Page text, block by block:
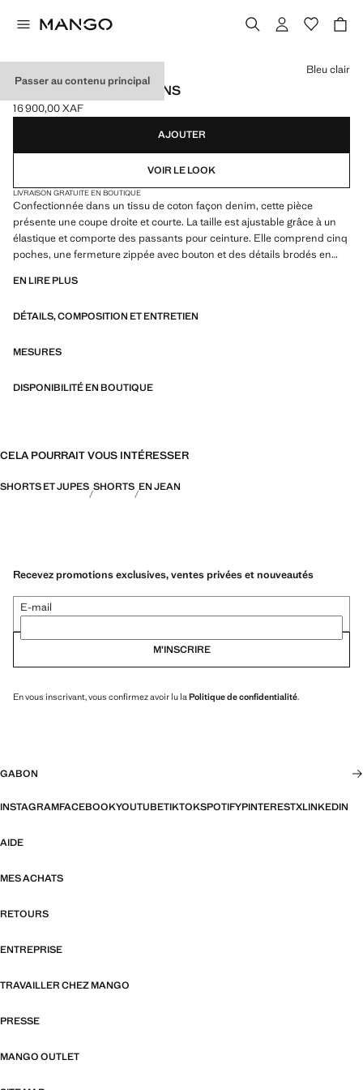
Passer au contenu principal
SHORT EN JEAN CITRONS
Prix actuel [16 900,00 XAF ]
16 900,00 XAF
Choisissez une couleur
Bleu clair
AJOUTER
VOIR LE LOOK
LIVRAISON GRATUITE EN BOUTIQUE
Confectionnée dans un tissu de coton façon denim, cette pièce
présente une coupe droite et courte. La taille est ajustable grâce à un
élastique et comporte des passants pour ceinture. Elle comprend cinq
poches, une fermeture zippée avec bouton et des détails brodés en
EN LIRE PLUS
DÉTAILS, COMPOSITION ET ENTRETIEN
MESURES
DISPONIBILITÉ EN BOUTIQUE
CELA POURRAIT VOUS INTÉRESSER
SHORTS ET JUPES SHORTS EN JEAN
Recevez promotions exclusives, ventes privées et nouveautés
E-mail
M’INSCRIRE
En vous inscrivant, vous confirmez avoir lu la Politique de confidentialité.
GABON
INSTAGRAMFACEBOOKYOUTUBETIKTOKSPOTIFYPINTERESTXLINKEDIN
AIDE
MES ACHATS
RETOURS
ENTREPRISE
TRAVAILLER CHEZ MANGO
PRESSE
MANGO OUTLET